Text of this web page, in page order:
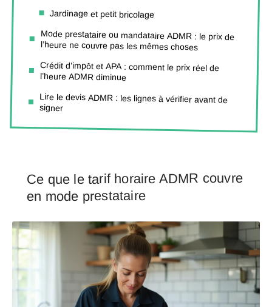
Jardinage et petit bricolage
Mode prestataire ou mandataire ADMR : le prix de
l’heure ne couvre pas les mêmes choses
Crédit d’impôt et APA : comment le prix réel de
l’heure ADMR diminue
Lire le devis ADMR : les lignes à vérifier avant de
signer
Ce que le tarif horaire ADMR couvre
en mode prestataire